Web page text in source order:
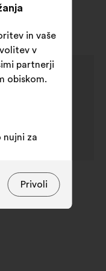
nobeno
v teku,
in vaše
v
partnerji
obiskom.
nujni za
za
na Privoli